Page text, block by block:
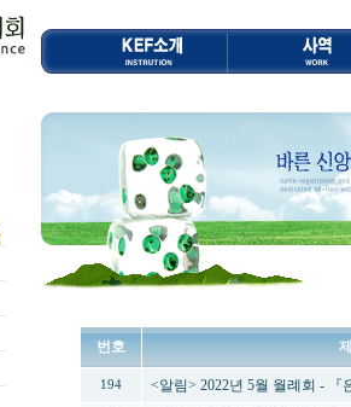
번호
194 <알림> 2022년 5월 월례회 -